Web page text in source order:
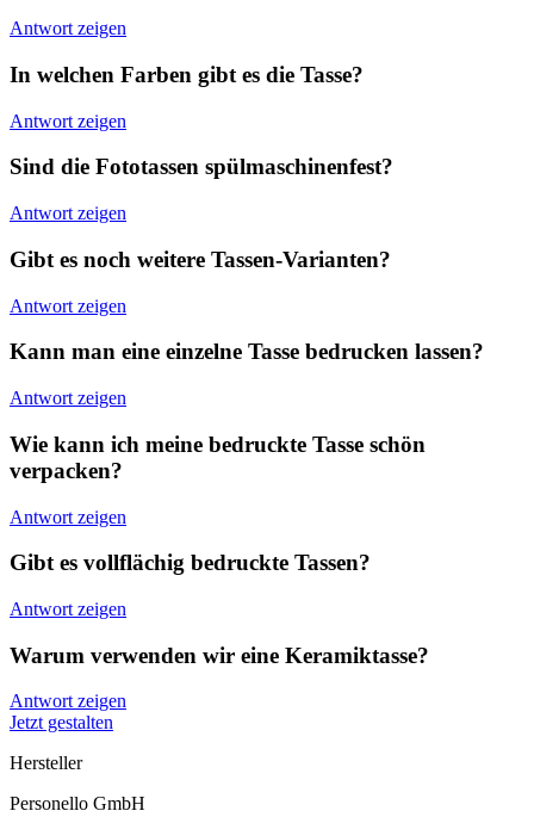
Antwort zeigen
In welchen Farben gibt es die Tasse?
Antwort zeigen
Sind die Fototassen spülmaschinenfest?
Antwort zeigen
Gibt es noch weitere Tassen-Varianten?
Antwort zeigen
Kann man eine einzelne Tasse bedrucken lassen?
Antwort zeigen
Wie kann ich meine bedruckte Tasse schön
verpacken?
Antwort zeigen
Gibt es vollflächig bedruckte Tassen?
Antwort zeigen
Warum verwenden wir eine Keramiktasse?
Antwort zeigen
Jetzt gestalten
Hersteller
Personello GmbH